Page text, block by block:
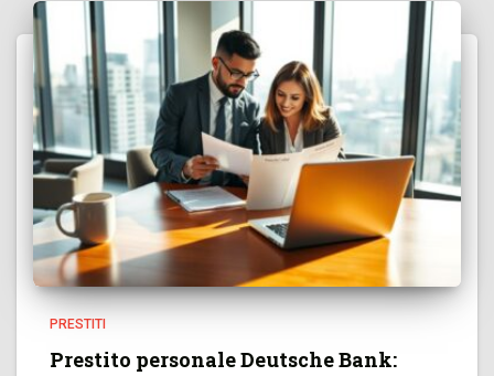
PRESTITI
Prestito personale Deutsche Bank: